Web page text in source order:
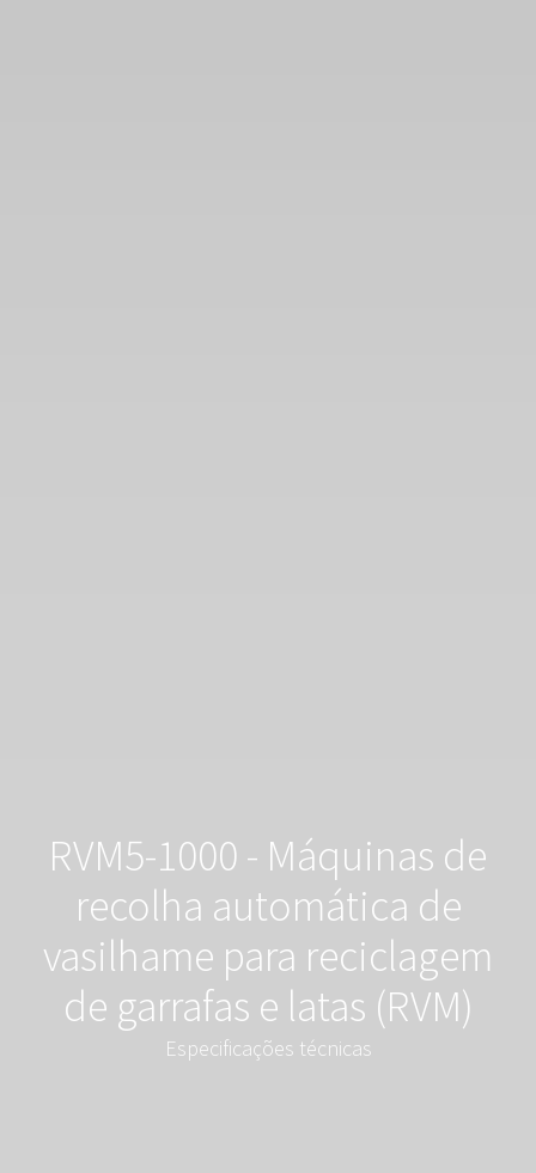
RVM5-1000 - Máquinas de
recolha automática de
vasilhame para reciclagem
de garrafas e latas (RVM)
Especificações técnicas